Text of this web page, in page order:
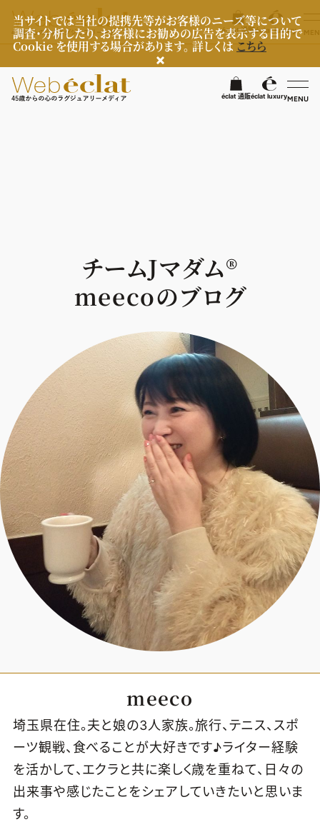
当サイトでは当社の提携先等がお客様のニーズ等について
調査・分析したり、お客様にお勧めの広告を表示する目的で
Cookie を使用する場合があります。 詳しくはこちら
éclat 通販éclat luxuryMENU検
50代なに着てる？
ファッション特集
エイジングケア
50代ベストコスメ
ストレッチ・エクササイズ
ダイエット
50代健康のお悩み
住まい
旅行＆グルメ
カルチャー
50代のお悩み
エクラ 華組メンバー一覧
エクラ 華組ランキング
チームJマダム
チームJマダムメンバー一覧
チームJマダムランキング
チームJマダム特集
編集長コラム
あら、素敵☆ 手帖
占い
イヴルルド遙華の12星座占い
スペシャル占い
試し読み
エクラ通販
エクラプレミアムNEWS
通販ランキング
デジタルカタログ
エクラプレミアム通販
from編集部
インフォメーション
プレゼント
MAGAZINE
éclat 通販éclat luxury
チームJマダム®︎
meecoのブログ
meeco
埼玉県在住。夫と娘の3人家族。旅行、テニス、スポ
ーツ観戦、食べることが大好きです♪ライター経験
を活かして、エクラと共に楽しく歳を重ねて、日々の
出来事や感じたことをシェアしていきたいと思いま
す。